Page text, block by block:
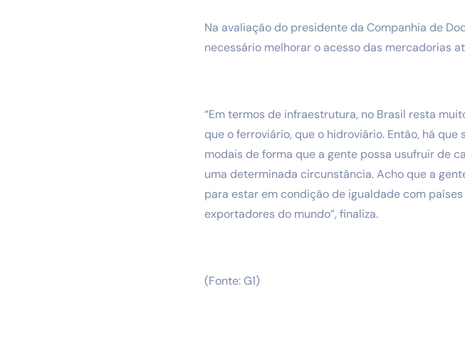
Na avaliação do presidente da Companhia de
necessário melhorar o acesso das mercadorias
“Em termos de infraestrutura, no Brasil resta
que o ferroviário, que o hidroviário. Então, há
modais de forma que a gente possa usufruir de
uma determinada circunstância. Acho que a
para estar em condição de igualdade com
exportadores do mundo”, finaliza.
(Fonte: G1)